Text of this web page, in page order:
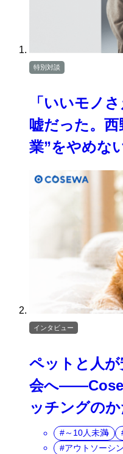
「いいモノ
嘘だった。
業”をやめな
特別対談
ペットと人
会へ
ッチングの
インタビュー
～10人未満
アウトソーシ